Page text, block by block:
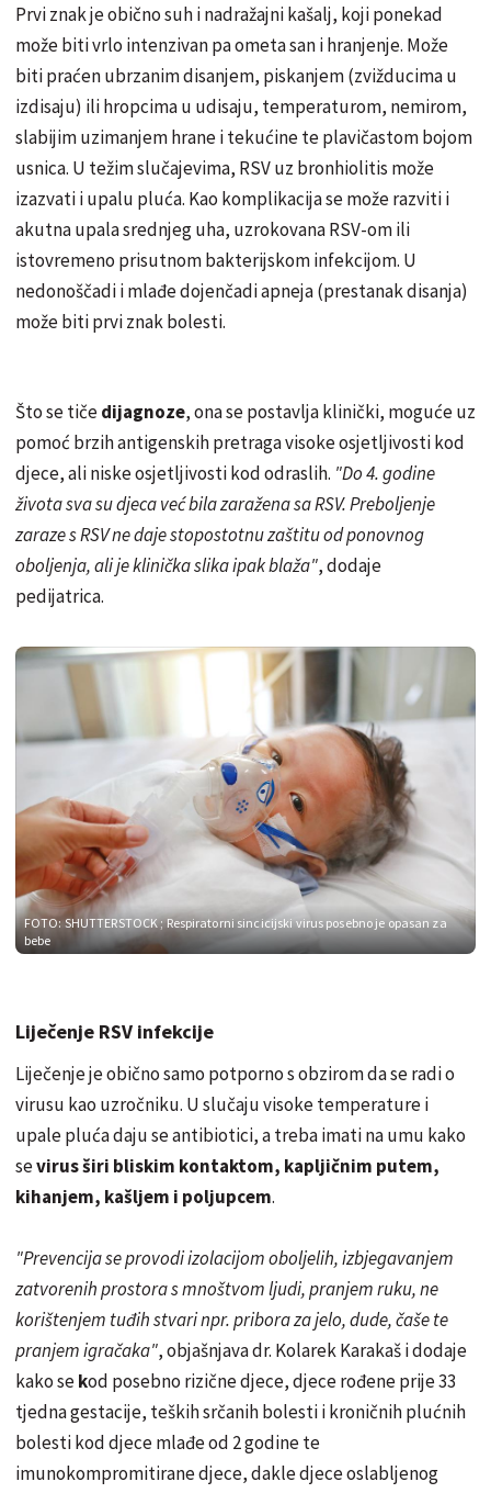
Prvi znak je obično suh i nadražajni kašalj, koji ponekad
može biti vrlo intenzivan pa ometa san i hranjenje. Može
biti praćen ubrzanim disanjem, piskanjem (zvižducima u
izdisaju) ili hropcima u udisaju, temperaturom, nemirom,
slabijim uzimanjem hrane i tekućine te plavičastom bojom
usnica. U težim slučajevima, RSV uz bronhiolitis može
izazvati i upalu pluća. Kao komplikacija se može razviti i
akutna upala srednjeg uha, uzrokovana RSV-om ili
istovremeno prisutnom bakterijskom infekcijom. U
nedonoščadi i mlađe dojenčadi apneja (prestanak disanja)
može biti prvi znak bolesti.
Što se tičedijagnoze, ona se postavlja klinički, moguće uz
pomoć brzih antigenskih pretraga visoke osjetljivosti kod
djece, ali niske osjetljivosti kod odraslih. "Do 4. godine
života sva su djeca već bila zaražena sa RSV. Preboljenje
zaraze s RSV ne daje stopostotnu zaštitu od ponovnog
oboljenja, ali je klinička slika ipak blaža", dodaje
pedijatrica.
FOTO: SHUTTERSTOCK; Respiratorni sincicijski virus posebno je opasan za
bebe
Liječenje RSV infekcije
Liječenje je obično samo potporno s obzirom da se radi o
virusu kao uzročniku. U slučaju visoke temperature i
upale pluća daju se antibiotici, a treba imati na umu kako
sevirus širi bliskim kontaktom, kapljičnim putem,
kihanjem, kašljem i poljupcem.
"Prevencija se provodi izolacijom oboljelih, izbjegavanjem
zatvorenih prostora s mnoštvom ljudi, pranjem ruku, ne
korištenjem tuđih stvari npr. pribora za jelo, dude, čaše te
pranjem igračaka", objašnjava dr. Kolarek Karakaš i dodaje
kako sekod posebno rizične djece, djece rođene prije 33
tjedna gestacije, teških srčanih bolesti i kroničnih plućnih
bolesti kod djece mlađe od 2 godine te
imunokompromitirane djece, dakle djece oslabljenog